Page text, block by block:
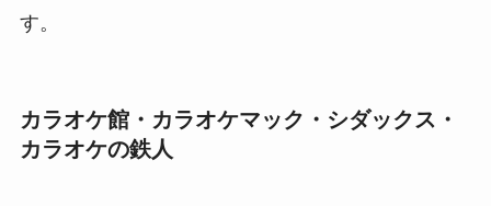
す。
カラオケ館・カラオケマック・シダックス・
カラオケの鉄人